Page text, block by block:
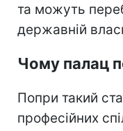
та можуть
державній
Чому палац
Попри такий
професійних